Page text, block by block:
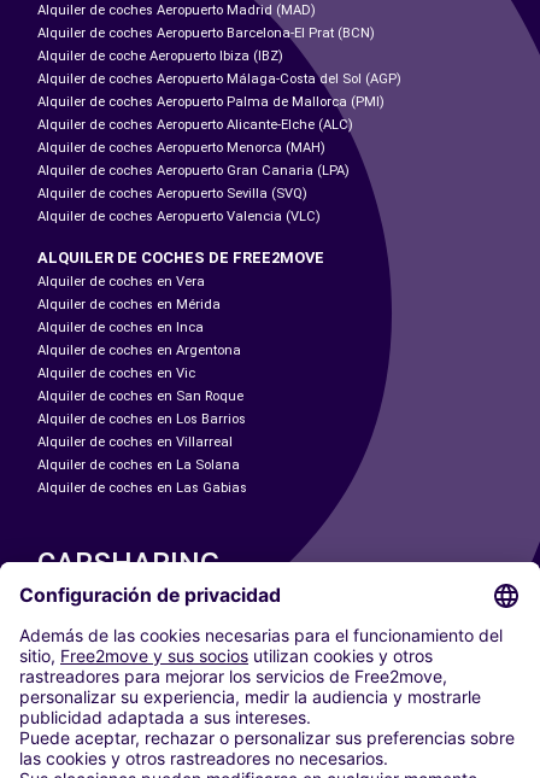
Alquiler de coches Aeropuerto Madrid (MAD)
Alquiler de coches Aeropuerto Barcelona-El Prat (BCN)
Alquiler de coche Aeropuerto Ibiza (IBZ)
Alquiler de coches Aeropuerto Málaga-Costa del Sol (AGP)
Alquiler de coches Aeropuerto Palma de Mallorca (PMI)
Alquiler de coches Aeropuerto Alicante-Elche (ALC)
Alquiler de coches Aeropuerto Menorca (MAH)
Alquiler de coches Aeropuerto Gran Canaria (LPA)
Alquiler de coches Aeropuerto Sevilla (SVQ)
Alquiler de coches Aeropuerto Valencia (VLC)
ALQUILER DE COCHES DE FREE2MOVE
Alquiler de coches en Vera
Alquiler de coches en Mérida
Alquiler de coches en Inca
Alquiler de coches en Argentona
Alquiler de coches en Vic
Alquiler de coches en San Roque
Alquiler de coches en Los Barrios
Alquiler de coches en Villarreal
Alquiler de coches en La Solana
Alquiler de coches en Las Gabias
CARSHARING
NUESTRAS CIUDADES
Paris
Madrid
Washington DC
Milán
Roma
Turín
Viena